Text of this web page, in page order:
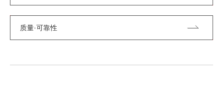
质量·可靠性